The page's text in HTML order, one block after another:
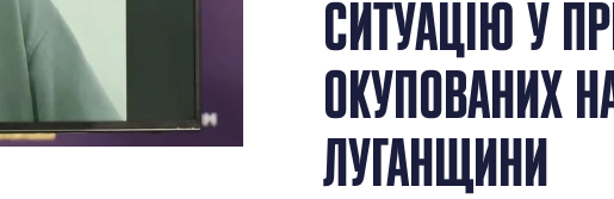
СИТУАЦІЮ У
ОКУПОВАНИХ
ЛУГАНЩИНИ